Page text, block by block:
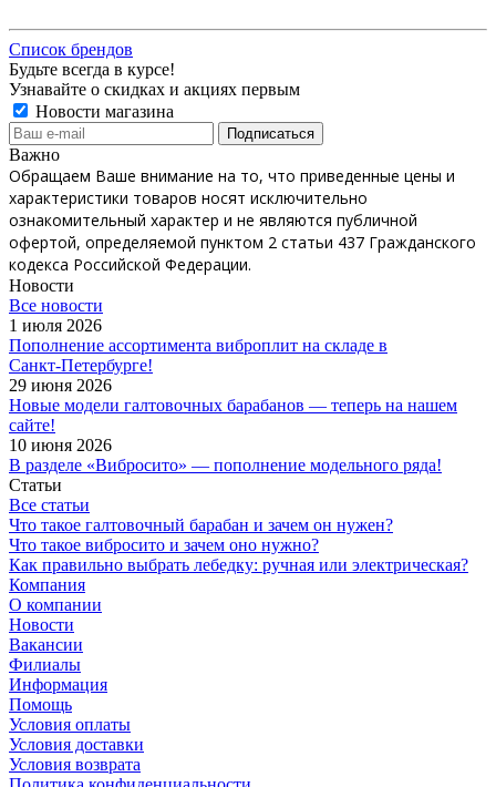
Список брендов
Будьте всегда в курсе!
Узнавайте о скидках и акциях первым
Новости магазина
Важно
Обращаем Ваше внимание на то, что приведенные цены и
характеристики товаров носят исключительно
ознакомительный характер и не являются публичной
офертой, определяемой пунктом 2 статьи 437 Гражданского
кодекса Российской Федерации.
Новости
Все новости
1 июля 2026
Пополнение ассортимента виброплит на складе в
Санкт‑Петербурге!
29 июня 2026
Новые модели галтовочных барабанов — теперь на нашем
сайте!
10 июня 2026
В разделе «Вибросито» — пополнение модельного ряда!
Статьи
Все статьи
Что такое галтовочный барабан и зачем он нужен?
Что такое вибросито и зачем оно нужно?
Как правильно выбрать лебедку: ручная или электрическая?
Компания
О компании
Новости
Вакансии
Филиалы
Информация
Помощь
Условия оплаты
Условия доставки
Условия возврата